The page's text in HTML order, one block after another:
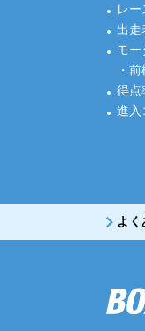
レ
出走
モー
・
得点
進入
よく